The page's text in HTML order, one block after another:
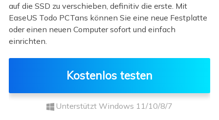
auf die SSD zu verschieben, definitiv die erste. Mit
EaseUS Todo PCTans können Sie eine neue Festplatte
oder einen neuen Computer sofort und einfach
einrichten.
Kostenlos testen
Unterstützt Windows 11/10/8/7